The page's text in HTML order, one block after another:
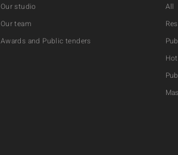
Our studio
Our team
Awards and Public tenders
All